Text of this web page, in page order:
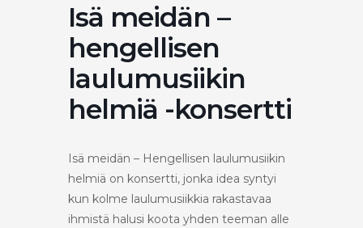
Isä meidän –
hengellisen
laulumusiikin
helmiä -konsertti
Isä meidän – Hengellisen laulumusiikin
helmiä on konsertti, jonka idea syntyi
kun kolme laulumusiikkia rakastavaa
ihmistä halusi koota yhden teeman alle